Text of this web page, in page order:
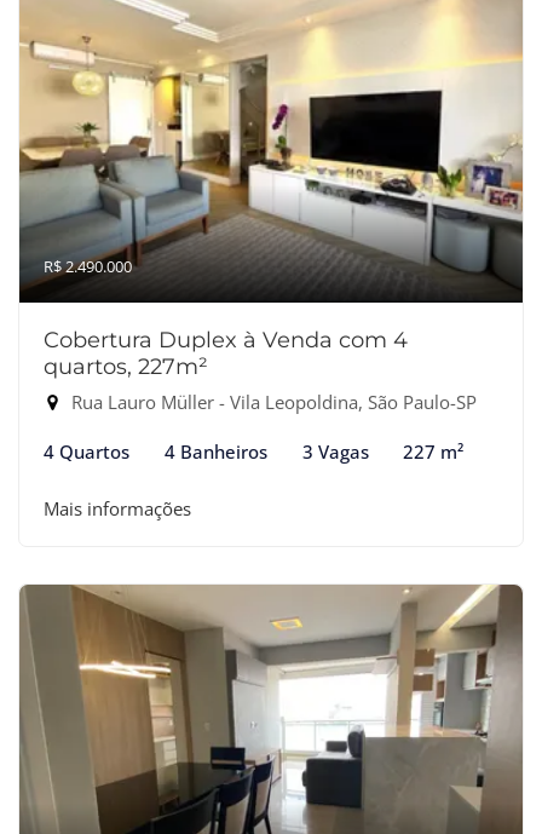
R$ 2.490.000
Cobertura Duplex à Venda com 4
quartos, 227m²
Rua Lauro Müller - Vila Leopoldina, São Paulo-SP
4 Quartos 4 Banheiros 3 Vagas 227 m²
Mais informações